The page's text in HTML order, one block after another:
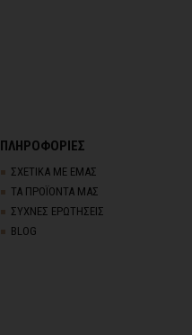
ΠΛΗΡΟΦΟΡΙΕΣ
ΣΧΕΤΙΚΑ ΜΕ ΕΜΑΣ
ΤΑ ΠΡΟΪΟΝΤΑ ΜΑΣ
ΣΥΧΝΕΣ ΕΡΩΤΗΣΕΙΣ
BLOG